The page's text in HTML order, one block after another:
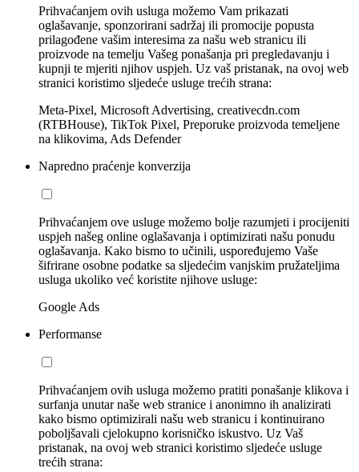
Prihvaćanjem ovih usluga možemo Vam prikazati
oglašavanje, sponzorirani sadržaj ili promocije popusta
prilagođene vašim interesima za našu web stranicu ili
proizvode na temelju Vašeg ponašanja pri pregledavanju i
kupnji te mjeriti njihov uspjeh. Uz vaš pristanak, na ovoj web
stranici koristimo sljedeće usluge trećih strana:
Meta-Pixel, Microsoft Advertising, creativecdn.com
(RTBHouse), TikTok Pixel, Preporuke proizvoda temeljene
na klikovima, Ads Defender
Napredno praćenje konverzija
Prihvaćanjem ove usluge možemo bolje razumjeti i procijeniti
uspjeh našeg online oglašavanja i optimizirati našu ponudu
oglašavanja. Kako bismo to učinili, uspoređujemo Vaše
šifrirane osobne podatke sa sljedećim vanjskim pružateljima
usluga ukoliko već koristite njihove usluge:
Google Ads
Performanse
Prihvaćanjem ovih usluga možemo pratiti ponašanje klikova i
surfanja unutar naše web stranice i anonimno ih analizirati
kako bismo optimizirali našu web stranicu i kontinuirano
poboljšavali cjelokupno korisničko iskustvo. Uz Vaš
pristanak, na ovoj web stranici koristimo sljedeće usluge
trećih strana: